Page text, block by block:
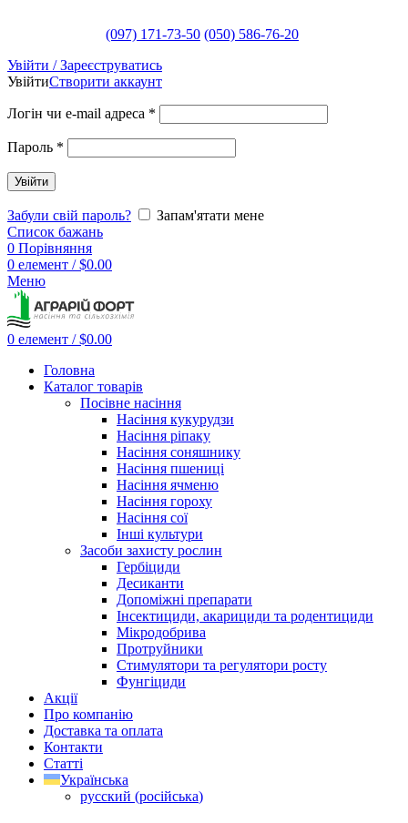
(097) 171-73-50 (050) 586-76-20
Увійти / Зареєструватись
УвійтиСтворити аккаунт
Логін чи e-mail адреса *
Пароль *
Увійти
Забули свій пароль?
Запам'ятати мене
Список бажань
0 Порівняння
0 елемент / $0.00
Меню
0 елемент / $0.00
Головна
Каталог товарів
Посівне насіння
Насіння кукурудзи
Насіння ріпаку
Насіння соняшнику
Насіння пшениці
Насіння ячменю
Насіння гороху
Насіння сої
Інші культури
Засоби захисту рослин
Гербіциди
Десиканти
Допоміжні препарати
Інсектициди, акарициди та родентициди
Мікродобрива
Протруйники
Стимулятори та регулятори росту
Фунгіциди
Акції
Про компанію
Доставка та оплата
Контакти
Статті
Українська
русский (російська)